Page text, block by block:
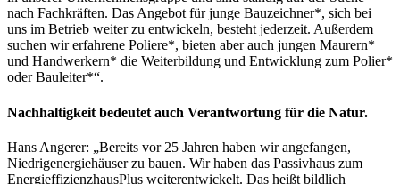
nach Fachkräften. Das Angebot für junge Bauzeichner*, sich bei
uns im Betrieb weiter zu entwickeln, besteht jederzeit. Außerdem
suchen wir erfahrene Poliere*, bieten aber auch jungen Maurern*
und Handwerkern* die Weiterbildung und Entwicklung zum Polier*
oder Bauleiter*“.
Nachhaltigkeit bedeutet auch Verantwortung für die Natur.
Hans Angerer: „Bereits vor 25 Jahren haben wir angefangen,
Niedrigenergiehäuser zu bauen. Wir haben das Passivhaus zum
EnergieffizienzhausPlus weiterentwickelt. Das heißt bildlich